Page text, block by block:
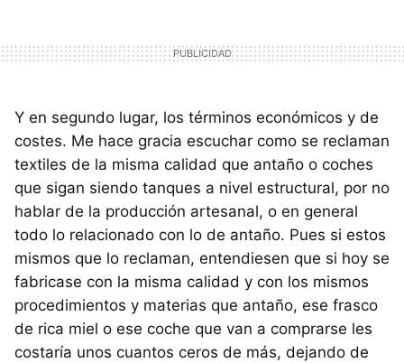
Y en segundo lugar, los términos económicos y de
costes. Me hace gracia escuchar como se reclaman
textiles de la misma calidad que antaño o coches
que sigan siendo tanques a nivel estructural, por no
hablar de la producción artesanal, o en general
todo lo relacionado con lo de antaño. Pues si estos
mismos que lo reclaman, entendiesen que si hoy se
fabricase con la misma calidad y con los mismos
procedimientos y materias que antaño, ese frasco
de rica miel o ese coche que van a comprarse les
costaría unos cuantos ceros de más, dejando de